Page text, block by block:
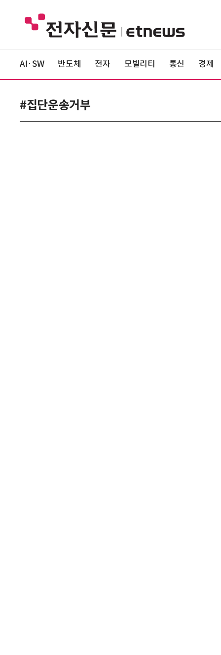
AI·SW 반도체 전자 모빌리티 통신 경제
#집단운송거부